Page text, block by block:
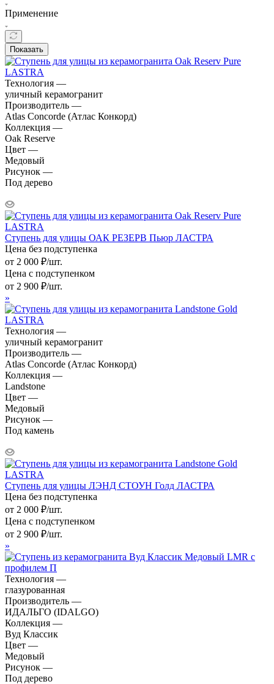
Применение
Показать
Технология —
уличный керамогранит
Производитель —
Atlas Concorde (Атлас Конкорд)
Коллекция —
Oak Reserve
Цвет —
Медовый
Рисунок —
Под дерево
Ступень для улицы ОАК РЕЗЕРВ Пьюр ЛАСТРА
Цена без подступенка
от 2 000 ₽/шт.
Цена с подступенком
от 2 900 ₽/шт.
»
Технология —
уличный керамогранит
Производитель —
Atlas Concorde (Атлас Конкорд)
Коллекция —
Landstone
Цвет —
Медовый
Рисунок —
Под камень
Ступень для улицы ЛЭНД СТОУН Голд ЛАСТРА
Цена без подступенка
от 2 000 ₽/шт.
Цена с подступенком
от 2 900 ₽/шт.
»
Технология —
глазурованная
Производитель —
ИДАЛЬГО (IDALGO)
Коллекция —
Вуд Классик
Цвет —
Медовый
Рисунок —
Под дерево